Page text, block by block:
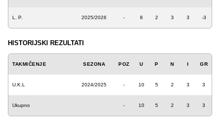
L. P. 2025/2026 - 8 2 3 3 -3
HISTORIJSKI REZULTATI
TAKMIČENJE SEZONA POZ U P N I GR
U.K.L 2024/2025 - 10 5 2 3 3
Ukupno - 10 5 2 3 3